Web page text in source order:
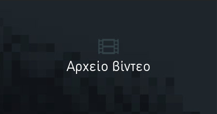
Αρχείο βίντεο